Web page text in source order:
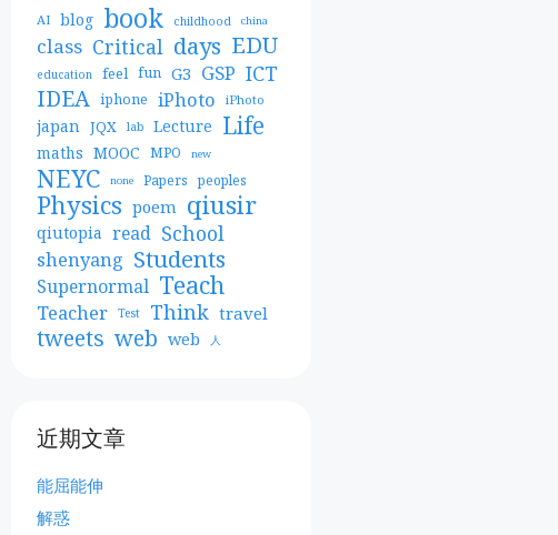
AI blog book childhood china
class Critical days EDU
education feel fun G3 GSP ICT
IDEA iphone iPhoto iPhoto
japan JQX lab Lecture Life
maths MOOC MPO new
NEYC none Papers peoples
Physics poem qiusir
qiutopia read School
shenyang Students
Supernormal Teach
Teacher Test Think travel
tweets web web 人
近期文章
能屈能伸
解惑